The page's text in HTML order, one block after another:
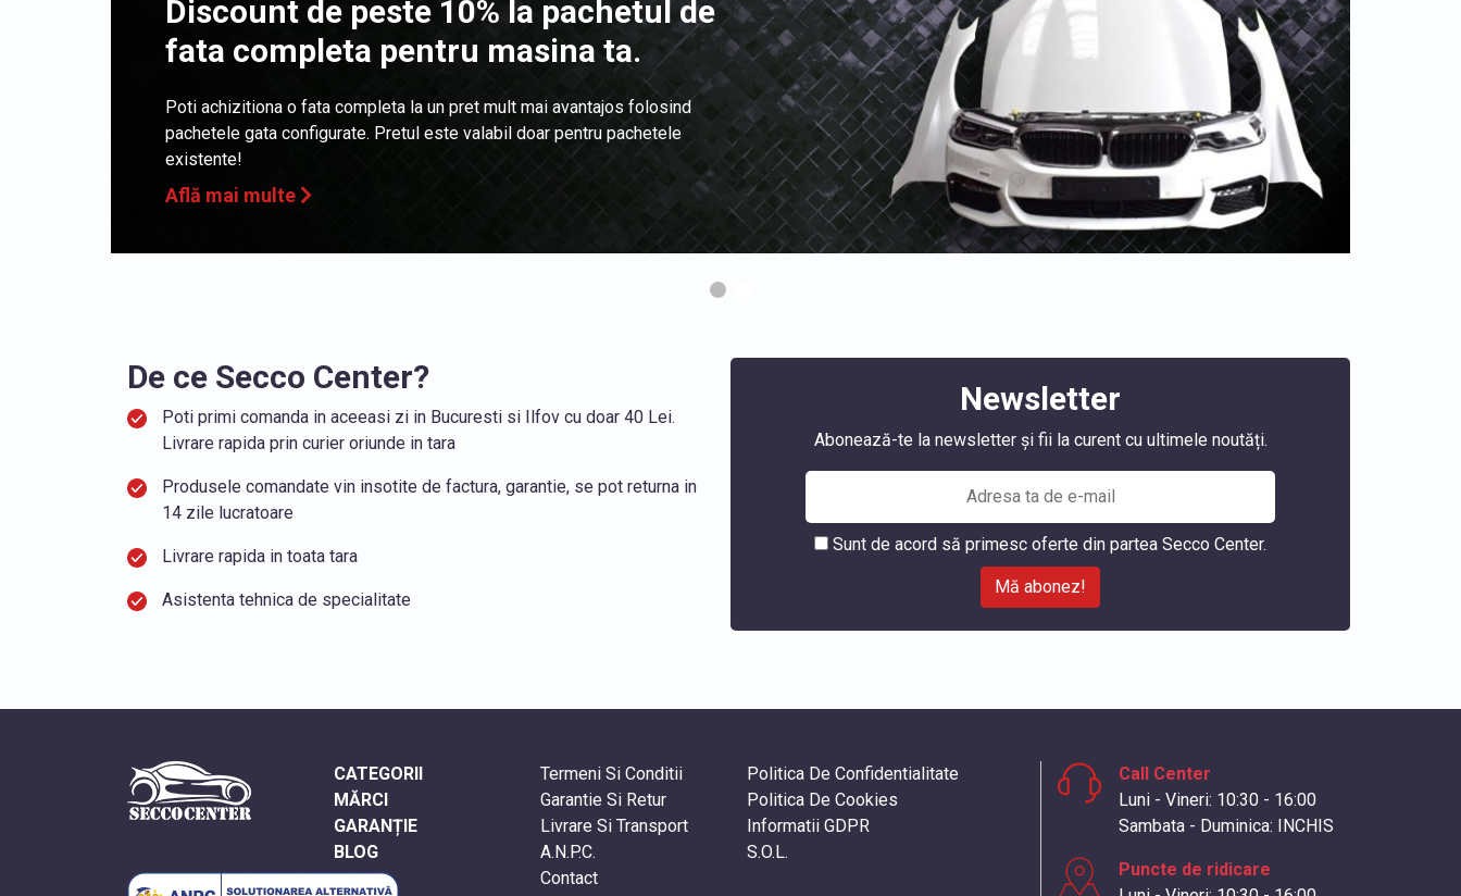
Discount de peste 10% la pachetul de
fata completa pentru masina ta.
Poti achizitiona o fata completa la un pret mult mai avantajos folosind
pachetele gata configurate. Pretul este valabil doar pentru pachetele
existente!
Află mai multe
De ce Secco Center?
Poti primi comanda in aceeasi zi in Bucuresti si Ilfov cu doar 40 Lei.
Livrare rapida prin curier oriunde in tara
Produsele comandate vin insotite de factura, garantie, se pot returna in
14 zile lucratoare
Livrare rapida in toata tara
Asistenta tehnica de specialitate
Newsletter
Abonează-te la newsletter și fii la curent cu ultimele noutăți.
Sunt de acord să primesc oferte din partea Secco Center.
Mă abonez!
CATEGORII
MĂRCI
GARANȚIE
BLOG
Termeni Si Conditii
Garantie Si Retur
Livrare Si Transport
A.N.P.C.
Contact
Politica De Confidentialitate
Politica De Cookies
Informatii GDPR
S.O.L.
Call Center
Luni - Vineri: 10:30 - 16:00
Sambata - Duminica: INCHIS
Puncte de ridicare